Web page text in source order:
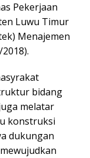
Pekerjaan
Luwu Timur
Menajemen
bidang
melatar
konstruksi
dukungan